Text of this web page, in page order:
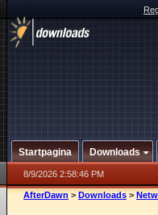
Startpagina Downloads
8/9/2026 2:58:46 PM
AfterDawn > Downloads >